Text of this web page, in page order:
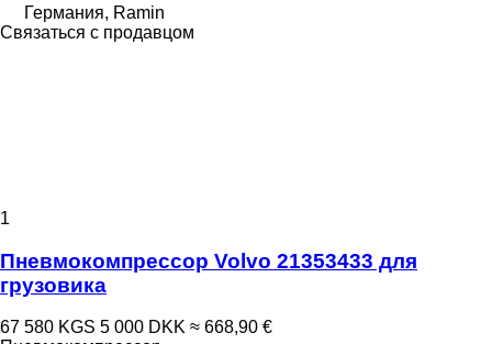
Германия, Ramin
Связаться с продавцом
1
Пневмокомпрессор Volvo 21353433 для
грузовика
67 580 KGS 5 000 DKK ≈ 668,90 €